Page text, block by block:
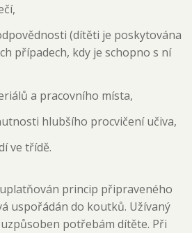
(dítěti je poskytována
případech, kdy je schopno s ní
a pracovního místa,
hlubšího procvičení učiva,
ve třídě.
princip připraveného
uspořádán do koutků. Užívaný
potřebám dítěte. Při